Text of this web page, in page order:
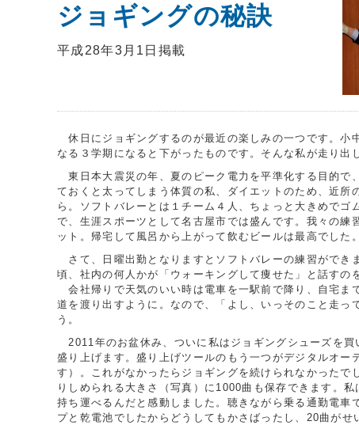
ジョギングの秘訣
平成28年3月1日掲載
休日にジョギングするのが最近の楽しみの一つです。小
なる３学期になると下がったものです。そんな私が走り出
東日本大震災の年、夏のピーク電力を平準化する目的で
ておくと太ってしまう体質の私、ダイエットのため、近
ら。ソフトバレーとは１チーム４人、ちょっと大きめで
で、生涯スポーツとして名古屋市では盛んです。我々の
ット。帰宅して風呂から上がって飲むビールは最高でした。
さて、日曜出勤となりますとソフトバレーの練習ができ
頃、社内の何人かが「ウォーキングして痩せた」と話すの
会社帰りで天気のいい時は電車を一駅前で降り、自宅ま
道を渡り出すように。なので、「よし、いっそのこと走
う。
2011年のお盆休み、ついに私はジョギングシューズを
盛り上げます。盛り上げツールのもう一つがデジタルオ
す）。これがなかったらジョギングを続けられなかった
りしめられる大きさ（写真）に1000曲も保存できます。
持ち運べるんだと感動しました。聴きながら乗る通勤電
プと乾電池でしたからどうしてもかさばったし、20曲が